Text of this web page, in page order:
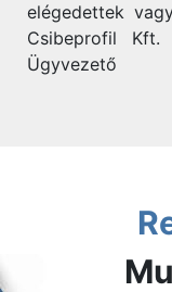
elégedettek
Csibeprofil
Ügyvezető